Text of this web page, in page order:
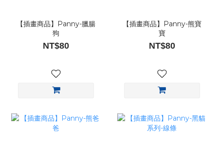
【插畫商品】Panny-臘腸
狗
NT$80
【插畫商品】Panny-熊寶
寶
NT$80